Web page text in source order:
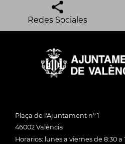
Redes Sociales
Plaça de l'Ajuntament nº 1
46002 València
Horarios: lunes a viernes de 8:30 a